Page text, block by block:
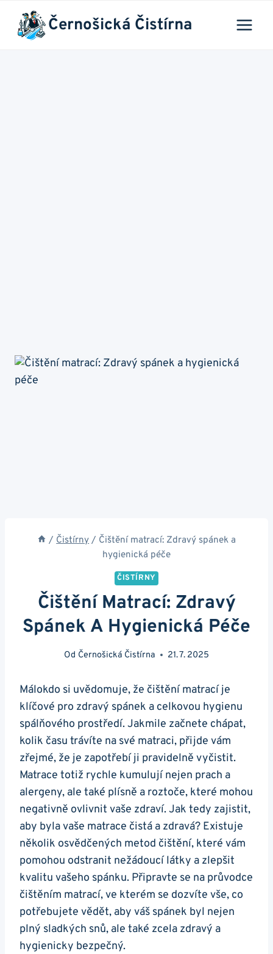
Přeskočit
obsah
Černošická Čistírna
/ Čistírny / Čištění matrací: Zdravý spánek a
hygienická péče
ČISTÍRNY
Čištění Matrací: Zdravý
Spánek A Hygienická Péče
Od Černošická Čistírna 21. 7. 2025
Málokdo si uvědomuje, že čištění matrací je
klíčové pro zdravý spánek a celkovou hygienu
spálňového prostředí. Jakmile začnete chápat,
kolik času trávíte na své matraci, přijde vám
zřejmé, že je zapotřebí ji pravidelně vyčistit.
Matrace totiž rychle kumulují nejen prach a
alergeny, ale také plísně a roztoče, které mohou
negativně ovlivnit vaše zdraví. Jak tedy zajistit,
aby byla vaše matrace čistá a zdravá? Existuje
několik osvědčených metod čištění, které vám
pomohou odstranit nežádoucí látky a zlepšit
kvalitu vašeho spánku. Připravte se na průvodce
čištěním matrací, ve kterém se dozvíte vše, co
potřebujete vědět, aby váš spánek byl nejen
plný sladkých snů, ale také zcela zdravý a
hygienicky bezpečný.